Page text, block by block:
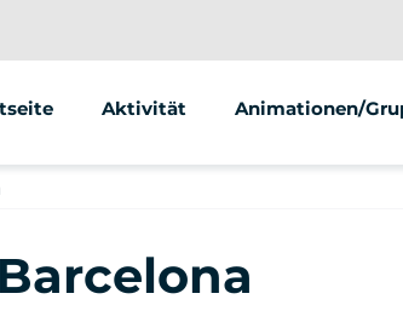
Aktivität
Segway
Animationen/